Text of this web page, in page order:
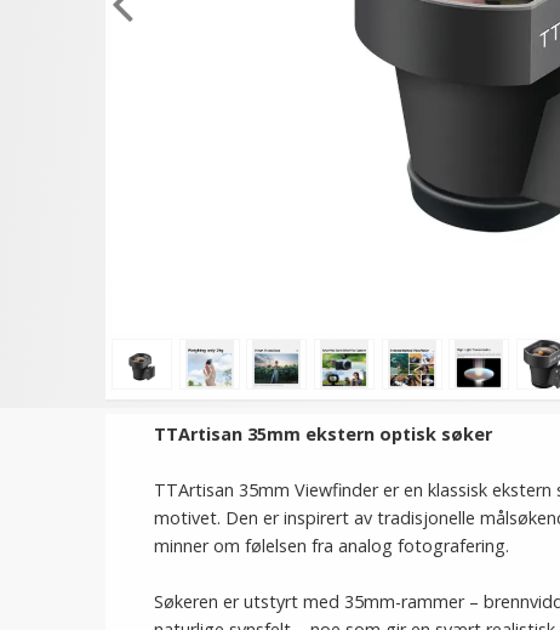
TTArtisan 35mm ekstern optisk søker
TTArtisan 35mm Viewfinder er en klassisk
motivet. Den er inspirert av tradisjonelle
minner om følelsen fra analog fotografering.
Søkeren er utstyrt med 35mm-rammer –